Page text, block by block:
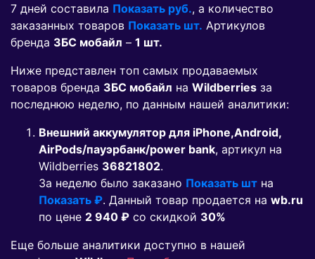
7 дней составила Показать руб., а количество
заказанных товаров Показать шт. Артикулов
бренда ЗБС мобайл – 1 шт.
Ниже представлен топ самых продаваемых
товаров бренда ЗБС мобайл на Wildberries за
последнюю неделю, по данным нашей аналитики:
Внешний аккумулятор для iPhone,Android,
AirPods/пауэрбанк/power bank, артикул на
Wildberries 36821802.
За неделю было заказано Показать шт на
Показать ₽. Данный товар продается на wb.ru
по цене 2 940 ₽ co скидкой 30%
Еще больше аналитики доступно в нашей